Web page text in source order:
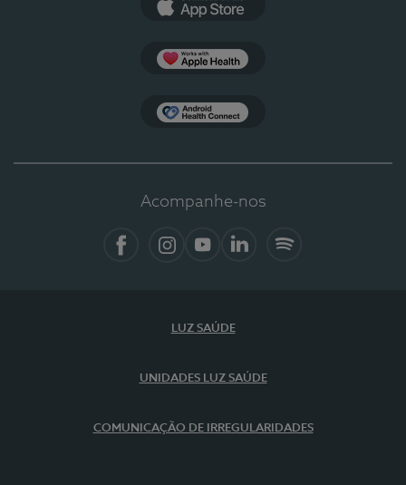
Acompanhe-nos
LUZ SAÚDE
UNIDADES LUZ SAÚDE
COMUNICAÇÃO DE IRREGULARIDADES